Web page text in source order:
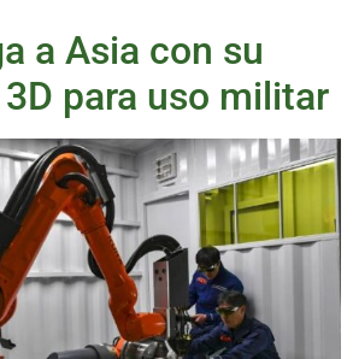
a Asia con su
para uso militar